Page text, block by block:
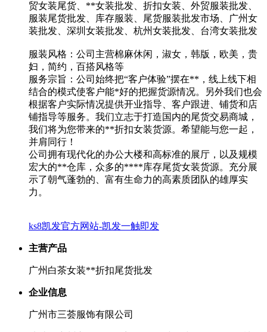
贸女装尾货、**女装批发、折扣女装、外贸服装批发、
服装尾货批发、库存服装、尾货服装批发市场、广州女
装批发、深圳女装批发、杭州女装批发、台湾女装批发
服装风格：公司主营棉麻休闲，淑女，韩版，欧美，贵
妇，简约，百搭风格等
服务宗旨：公司始终把“客户体验”摆在**，线上线下相
结合的模式使客户能*好的把握货源情况。另外我们也会
根据客户实际情况提供开业指导、客户跟进、铺货和店
铺指导等服务。我们立志于打造国内的尾货交易商城，
我们将为您带来的**折扣女装货源。希望能与您一起，
并肩同行！
公司拥有现代化的办公大楼和高标准的展厅，以及规模
宏大的**仓库，众多的****库存尾货女装货源。充分展
示了朝气蓬勃的、富有生命力的高素质团队的雄厚实
力。
ks8凯发官方网站-凯发一触即发
主营产品
广州白茶女装**折扣尾货批发
企业信息
广州市三荟服饰有限公司